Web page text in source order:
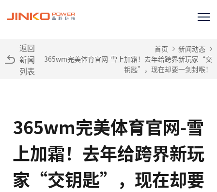
返回
新闻
列表
首页
新闻动态
365wm完美体育官网-雪上加霜！去年给跨界新玩家“交
钥匙”，现在却要一剑封喉！
365wm完美体育官网-雪
上加霜！去年给跨界新玩
家“交钥匙”，现在却要